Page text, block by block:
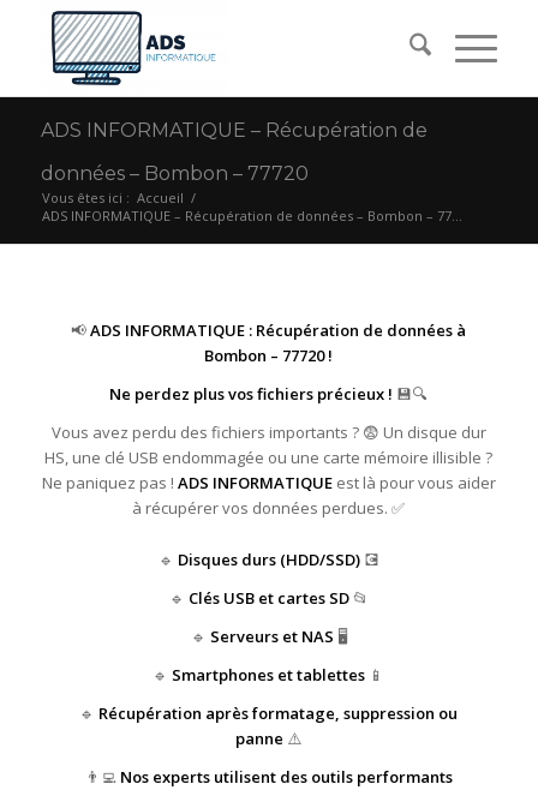
ADS INFORMATIQUE – Récupération de
données – Bombon – 77720
Vous êtes ici : Accueil /
ADS INFORMATIQUE – Récupération de données – Bombon – 77...
📢ADS INFORMATIQUE : Récupération de données à
Bombon – 77720 !
Ne perdez plus vos fichiers précieux ! 💾🔍
Vous avez perdu des fichiers importants ? 😨 Un disque dur
HS, une clé USB endommagée ou une carte mémoire illisible ?
Ne paniquez pas ! ADS INFORMATIQUEest là pour vous aider
à récupérer vos données perdues. ✅
🔹 Disques durs (HDD/SSD)💽
🔹 Clés USB et cartes SD📂
🔹 Serveurs et NAS 🖥️
🔹 Smartphones et tablettes 📱
🔹 Récupération après formatage, suppression ou
panne ⚠️
👨‍💻 Nos experts utilisent des outils performants